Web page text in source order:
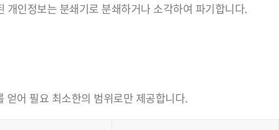
개인정보는 분쇄기로 분쇄하거나 소각하여 파기합니다.
어 필요 최소한의 범위로만 제공합니다.